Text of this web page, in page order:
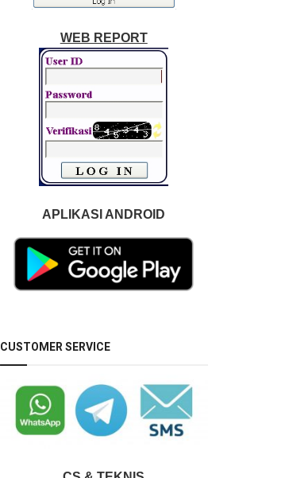
WEB REPORT
APLIKASI ANDROID
CUSTOMER SERVICE